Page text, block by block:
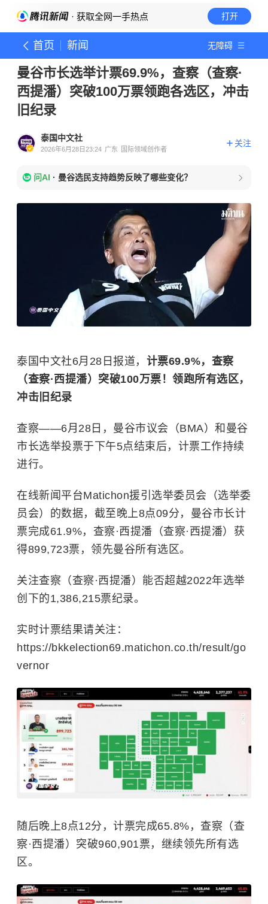
· 获取全网一手热点 打开
首页 新闻 无障碍
曼谷市长选举计票69.9%，查察（查察·
西提潘）突破100万票领跑各选区，冲击
旧纪录
泰国中文社
2026年6月28日23:24 广东 国际领域创作者
关注
问AI · 曼谷选民支持趋势反映了哪些变化？
泰国中文社6月28日报道， 计票69.9%，查察
（查察·西提潘）突破100万票！领跑所有选区，
冲击旧纪录
查察——6月28日，曼谷市议会（BMA）和曼谷
市长选举投票于下午5点结束后，计票工作持续
进行。
在线新闻平台Matichon援引选举委员会（选举委
员会）的数据，截至晚上8点09分，曼谷市长计
票完成61.9%，查察·西提潘（查察·西提潘）获
得899,723票，领先曼谷所有选区。
关注查察（查察·西提潘）能否超越2022年选举
创下的1,386,215票纪录。
实时计票结果请关注：
https://bkkelection69.matichon.co.th/result/go
vernor
随后晚上8点12分，计票完成65.8%，查察（查
察·西提潘）突破960,901票，继续领先所有选
区。